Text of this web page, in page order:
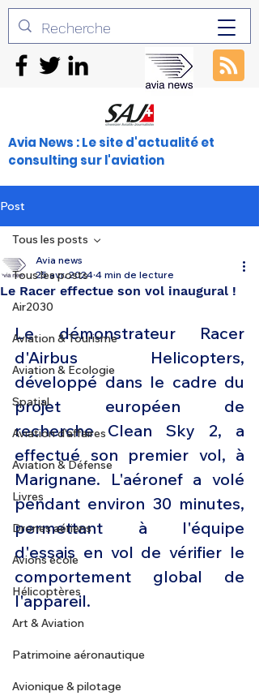
Avia News : Le site d'actualité et
consulting sur l'aviation
Post
Tous les posts
Air2030
Aviation & Tourisme
Aviation & Ecologie
Spatial
Aviation d'affaires
Aviation & Défense
Livres
Drones aériens
Avions école
Hélicoptères
Art & Aviation
Patrimoine aéronautique
Avionique & pilotage
Tous les posts
Le Racer effectue son vol inaugural !
Avia news
25 avr. 2024 4 min de lecture
Le démonstrateur Racer
d'Airbus Helicopters,
développé dans le cadre du
projet européen de
recherche Clean Sky 2, a
effectué son premier vol, à
Marignane. L'aéronef a volé
pendant environ 30 minutes,
permettant à l'équipe
d'essais en vol de vérifier le
comportement global de
l'appareil.